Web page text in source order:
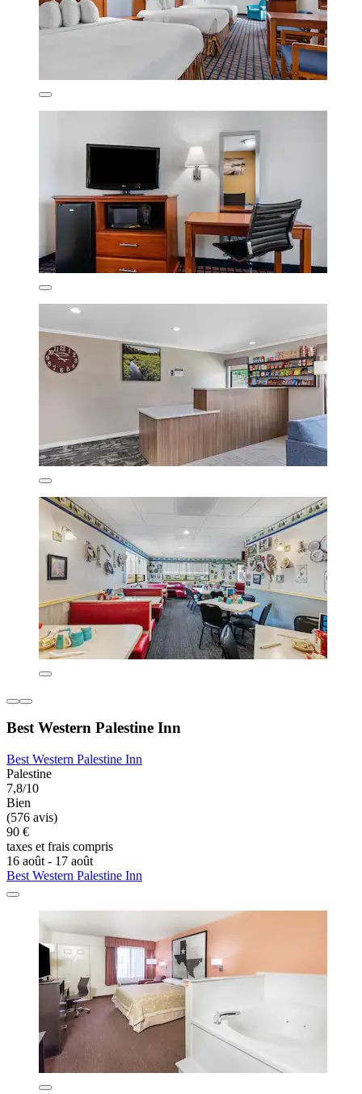
Best Western Palestine Inn
Best Western Palestine Inn
Palestine
7,8/10
Bien
(576 avis)
90 €
taxes et frais compris
16 août - 17 août
Best Western Palestine Inn